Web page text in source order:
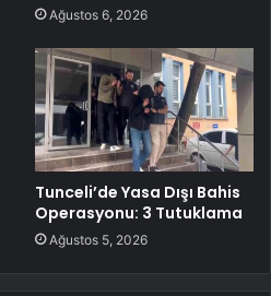
Ağustos 6, 2026
Tunceli’de Yasa Dışı Bahis
Operasyonu: 3 Tutuklama
Ağustos 5, 2026